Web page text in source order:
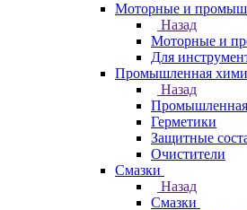
Моторные и
Назад
Моторные и
Для
Промышленная
Назад
Герметики
Защитные
Очистители
Смазки
Назад
Смазки